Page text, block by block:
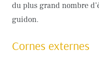
du plus grand nombre
guidon.
Cornes externes